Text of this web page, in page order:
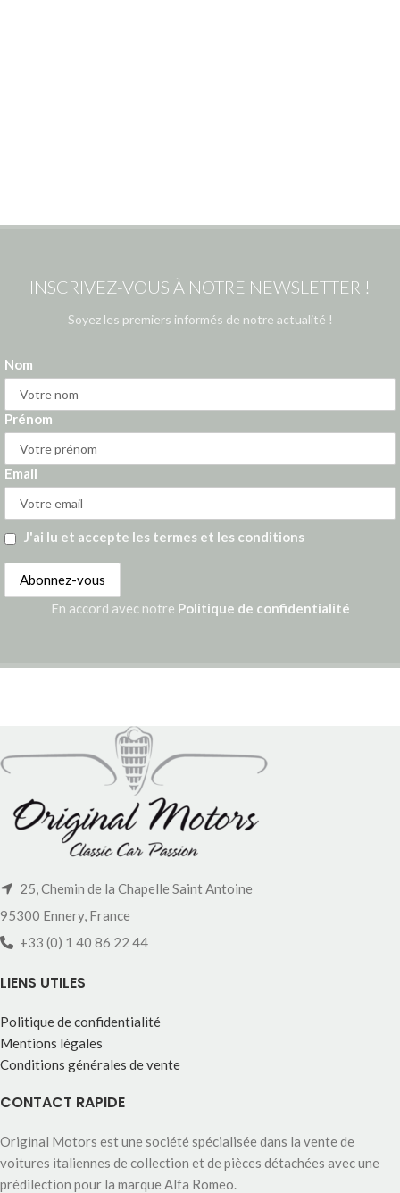
INSCRIVEZ-VOUS À NOTRE NEWSLETTER !
Soyez les premiers informés de notre actualité !
Nom
Prénom
Email
J'ai lu et accepte les termes et les conditions
En accord avec notre Politique de confidentialité
25, Chemin de la Chapelle Saint Antoine
95300 Ennery, France
+33 (0) 1 40 86 22 44
LIENS UTILES
Politique de confidentialité
Mentions légales
Conditions générales de vente
CONTACT RAPIDE
Original Motors est une société spécialisée dans la vente de
voitures italiennes de collection et de pièces détachées avec une
prédilection pour la marque Alfa Romeo.